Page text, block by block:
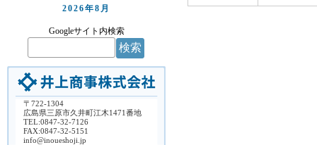
2026年8月
Googleサイト内検索
〒722-1304
広島県三原市久井町江木1471番地
TEL:0847-32-7126
FAX:0847-32-5151
info@inoueshoji.jp